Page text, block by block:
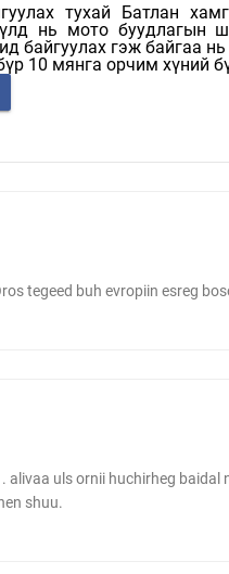
тухай Батлан
нь мото буудлагын
байгуулах гэж байгаа
10 мянга орчим хүний
tegeed buh evropiin esreg
alivaa uls ornii huchirheg
shuu.